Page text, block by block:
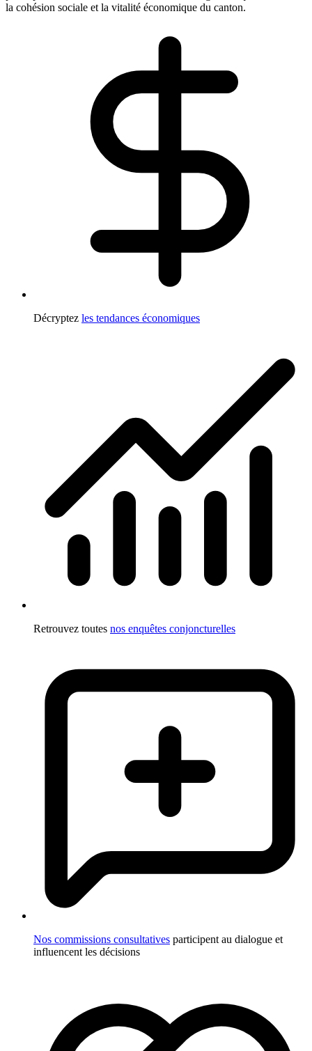
la cohésion sociale et la vitalité économique du canton.
Décryptez les tendances économiques
Retrouvez toutes nos enquêtes conjoncturelles
Nos commissions consultatives participent au dialogue et
influencent les décisions